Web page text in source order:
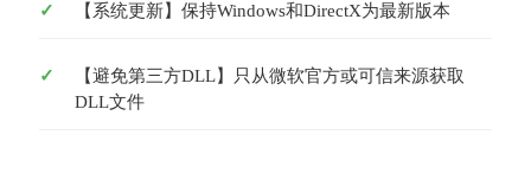
【系统更新】保持Windows和DirectX为最新版本
【避免第三方DLL】只从微软官方或可信来源获取
DLL文件